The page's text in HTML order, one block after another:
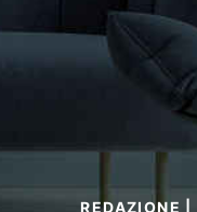
REDAZIONE